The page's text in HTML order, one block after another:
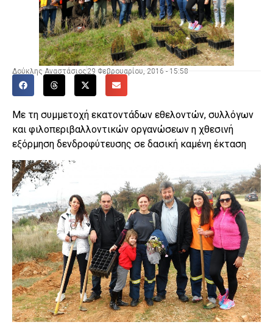
Δούκλης Αναστάσιος 29 Φεβρουαρίου, 2016 - 15:58
Με τη συμμετοχή εκατοντάδων εθελοντών, συλλόγων
και φιλοπεριβαλλοντικών οργανώσεων η χθεσινή
εξόρμηση δενδροφύτευσης σε δασική καμένη έκταση